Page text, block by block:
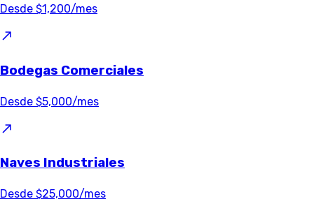
Desde $1,200/mes
Bodegas Comerciales
Desde $5,000/mes
Naves Industriales
Desde $25,000/mes